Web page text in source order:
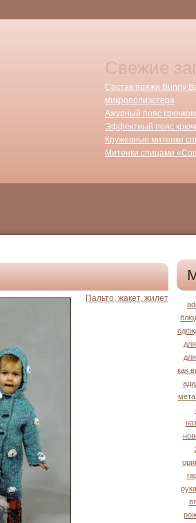
Свежие
Состав пряжи Bunny
микрополиэстера
Ажурный пояс крючком
Эффектный пояс
Кружевные митенки
Митенки спицами
Пальто, жакет, жилет
как